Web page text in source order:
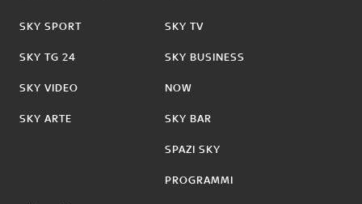
SKY SPORT
SKY TG 24
SKY VIDEO
SKY ARTE
SKY TV
SKY BUSINESS
NOW
SKY BAR
SPAZI SKY
PROGRAMMI